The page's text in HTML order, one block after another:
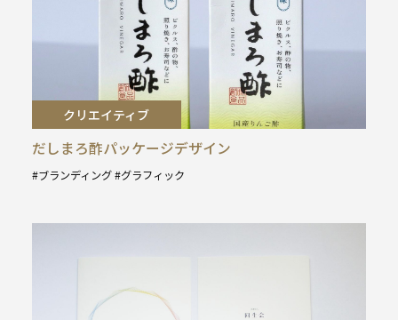
クリエイティブ
だしまろ酢パッケージデザイン
ブランディング グラフィック